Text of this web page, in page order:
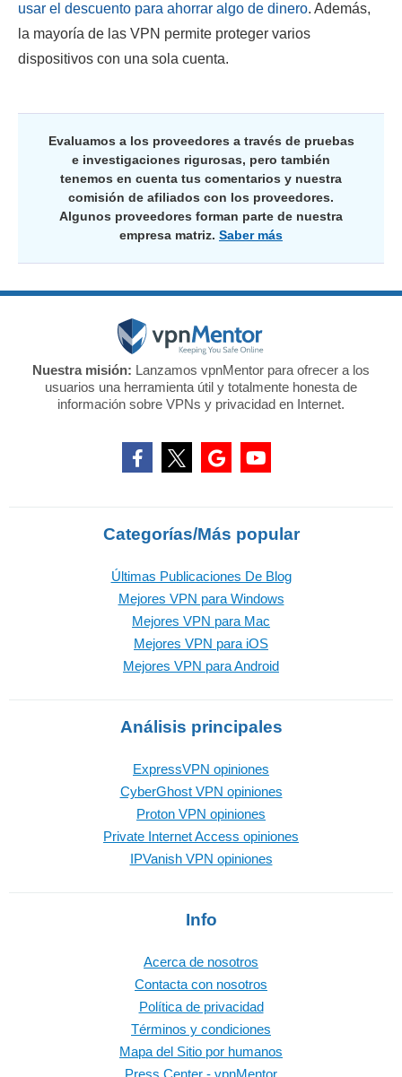
usar el descuento para ahorrar algo de dinero. Además,
la mayoría de las VPN permite proteger varios
dispositivos con una sola cuenta.
Evaluamos a los proveedores a través de pruebas
e investigaciones rigurosas, pero también
tenemos en cuenta tus comentarios y nuestra
comisión de afiliados con los proveedores.
Algunos proveedores forman parte de nuestra
empresa matriz. Saber más
Nuestra misión: Lanzamos vpnMentor para ofrecer a los
usuarios una herramienta útil y totalmente honesta de
información sobre VPNs y privacidad en Internet.
Categorías/Más popular
Últimas Publicaciones De Blog
Mejores VPN para Windows
Mejores VPN para Mac
Mejores VPN para iOS
Mejores VPN para Android
Análisis principales
ExpressVPN opiniones
CyberGhost VPN opiniones
Proton VPN opiniones
Private Internet Access opiniones
IPVanish VPN opiniones
Info
Acerca de nosotros
Contacta con nosotros
Política de privacidad
Términos y condiciones
Mapa del Sitio por humanos
Press Center - vpnMentor